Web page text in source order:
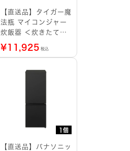
【直送品】タイガー魔
法瓶 マイコンジャー
炊飯器 ＜炊きたて＞
3合 マットホワイト
¥11,925 税込
1個
【直送品】パナソニッ